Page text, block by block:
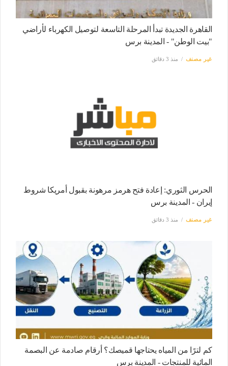
القاهرة الجديدة تبدأ المرحلة التاسعة لتوصيل الكهرباء لأراضي
"بيت الوطن" - المدينة برس
غير مصنف منذ 3 دقائق
الحرس الثوري: إعادة فتح هرمز مرهونة بقبول أمريكا شروط
إيران - المدينة برس
غير مصنف منذ 3 دقائق
كم لترًا من المياه يحتاجها قميصك؟ أرقام صادمة عن البصمة
المائية للمنتجات - المدينة برس